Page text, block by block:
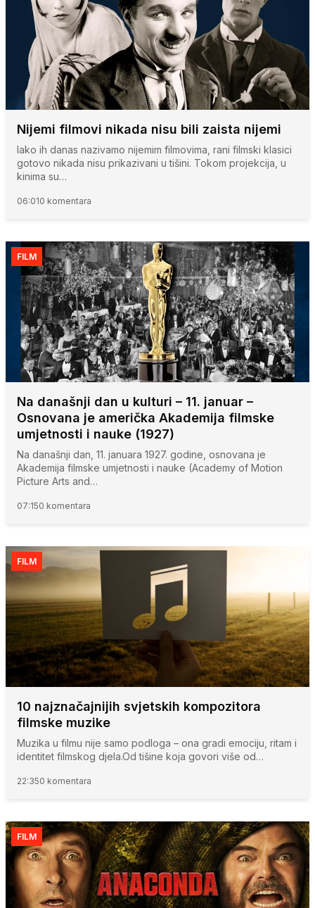
Nijemi filmovi nikada nisu bili zaista nijemi
Iako ih danas nazivamo nijemim filmovima, rani filmski klasici
gotovo nikada nisu prikazivani u tišini. Tokom projekcija, u
kinima su…
06:010 komentara
FILM
Na današnji dan u kulturi – 11. januar –
Osnovana je američka Akademija filmske
umjetnosti i nauke (1927)
Na današnji dan, 11. januara 1927. godine, osnovana je
Akademija filmske umjetnosti i nauke (Academy of Motion
Picture Arts and…
07:150 komentara
FILM
10 najznačajnijih svjetskih kompozitora
filmske muzike
Muzika u filmu nije samo podloga – ona gradi emociju, ritam i
identitet filmskog djela.Od tišine koja govori više od…
22:350 komentara
FILM